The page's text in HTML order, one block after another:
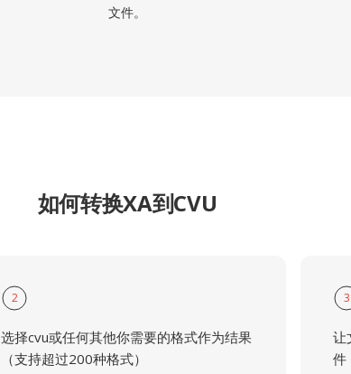
文件。
如何转换XA到CVU
2
选择cvu或任何其他你需要的格式作为结果
（支持超过200种格式）
3
让
件